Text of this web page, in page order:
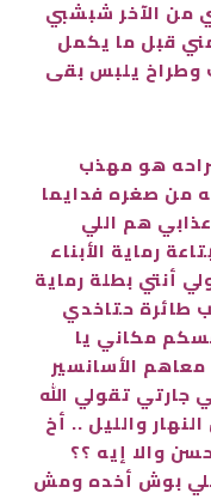
من الآخر شبشبي
قبل ما يكمل
وطراخ يلبس بقى
هو مهذب
من صغره فدايما
هم اللي
رماية الأبناء
أنتي بطلة رماية
طائرة حتاخدي
مكاني يا
الأسانسير
جارتي تقولي الله
والليل .. أخ
والا إيه ؟؟
بوش أخده ومش